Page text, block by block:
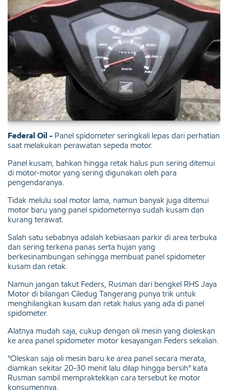
Federal Oil - Panel spidometer seringkali lepas dari perhatian
saat melakukan perawatan sepeda motor.
Panel kusam, bahkan hingga retak halus pun sering ditemui
di motor-motor yang sering digunakan oleh para
pengendaranya.
Tidak melulu soal motor lama, namun banyak juga ditemui
motor baru yang panel spidometernya sudah kusam dan
kurang terawat.
Salah satu sebabnya adalah kebiasaan parkir di area terbuka
dan sering terkena panas serta hujan yang
berkesinambungan sehingga membuat panel spidometer
kusam dan retak.
Namun jangan takut Feders, Rusman dari bengkel RHS Jaya
Motor di bilangan Ciledug Tangerang punya trik untuk
menghilangkan kusam dan retak halus yang ada di panel
spidometer.
Alatnya mudah saja, cukup dengan oli mesin yang dioleskan
ke area panel spidometer motor kesayangan Feders sekalian.
"Oleskan saja oli mesin baru ke area panel secara merata,
diamkan sekitar 20-30 menit lalu dilap hingga bersih" kata
Rusman sambil mempraktekkan cara tersebut ke motor
konsumennya.